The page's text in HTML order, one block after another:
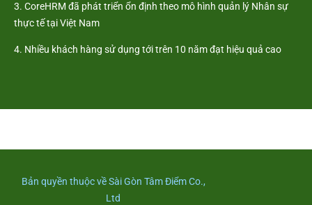
3. CoreHRM đã phát triển ổn định theo mô hình quản lý Nhân sự
thực tế tại Việt Nam
4. Nhiều khách hàng sử dụng tới trên 10 năm đạt hiệu quả cao
Bản quyền thuộc về Sài Gòn Tâm Điểm Co.,
Ltd